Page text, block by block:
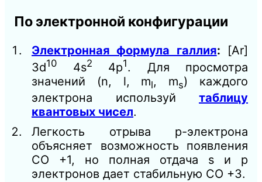
По электронной конфигурации
Электронная формула галлия: [Ar]
3d10 4s2 4p1. Для просмотра
значений (n, l, ml, ms) каждого
электрона используй таблицу
квантовых чисел.
Легкость отрыва p-электрона
объясняет возможность появления
СО +1, но полная отдача s и p
электронов дает стабильную СО +3.